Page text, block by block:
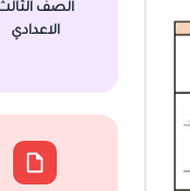
الصف
الاعدادي